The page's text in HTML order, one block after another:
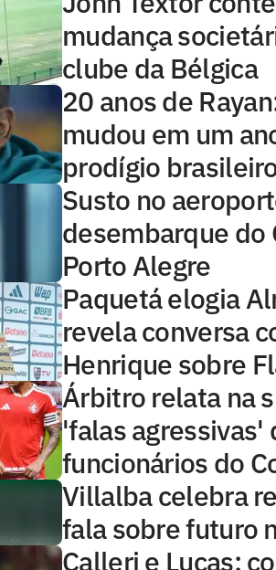
mudança
clube da Bélgica
20 anos de
mudou em um
prodígio
Susto no
desembarque do
Porto Alegre
Paquetá elogia
revela conversa
Henrique sobre
Árbitro relata na
'falas agressivas'
funcionários do
Villalba celebra
fala sobre futuro
Calleri e Lucas: